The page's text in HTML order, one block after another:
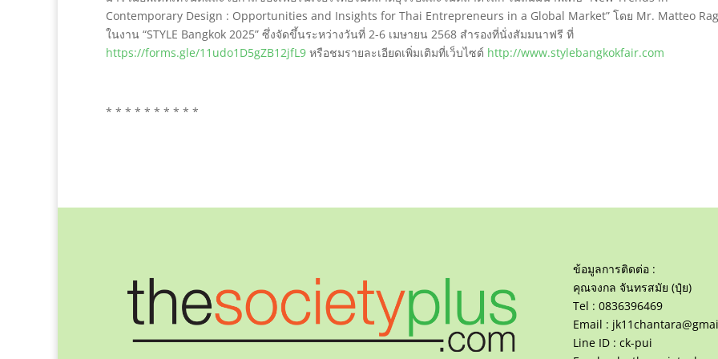
Contemporary Design : Opportunities and Insights for Thai Entrepreneurs in a Global Market” โดย Mr. Matteo
ในงาน “STYLE Bangkok 2025” ซึ่งจัดขึ้นระหว่างวันที่ 2-6 เมษายน 2568 สำรองที่นั่งสัมมนาฟรี ที่
https://forms.gle/11udo1D5gZB12jfL9 หรือชมรายละเอียดเพิ่มเติมที่เว็บไซต์ http://www.stylebangkokfair.com
* * * * * * * * * *
ข้อมูลการติดต่อ :
คุณจงกล จันทรสมัย (ปุ๋ย)
Tel : 0836396469
Email :
Line ID : ck-pui